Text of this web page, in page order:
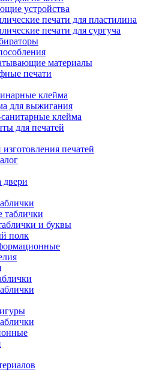
устройства
печати для пластилина
печати для сургуча
материалы
печати
клейма
для выжигания
клейма
для печатей
печатей
таблички
и буквы
полк